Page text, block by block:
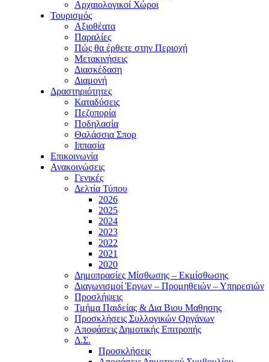
Αρχαιολογικοί Χώροι
Τουρισμός
Αξιοθέατα
Παραλίες
Πώς θα έρθετε στην Περιοχή
Μετακινήσεις
Διασκέδαση
Διαμονή
Δραστηριότητες
Καταδύσεις
Πεζοπορία
Ποδηλασία
Θαλάσσια Σπορ
Ιππασία
Επικοινωνία
Ανακοινώσεις
Γενικές
Δελτία Τύπου
2026
2025
2024
2023
2022
2021
2020
Δημοπρασίες Μίσθωσης – Εκμίσθωσης
Διαγωνισμοί Έργων – Προμηθειών – Υπηρεσιών
Προσλήψεις
Τμήμα Παιδείας & Δια Βιου Μαθησης
Προσκλήσεις Συλλογικών Οργάνων
Αποφάσεις Δημοτικής Επιτροπής
Δ.Σ.
Προσκλήσεις